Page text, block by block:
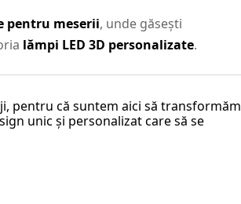
pentru meserii, unde găsești
lămpi LED 3D personalizate.
pentru că suntem aici să transformăm
unic și personalizat care să se